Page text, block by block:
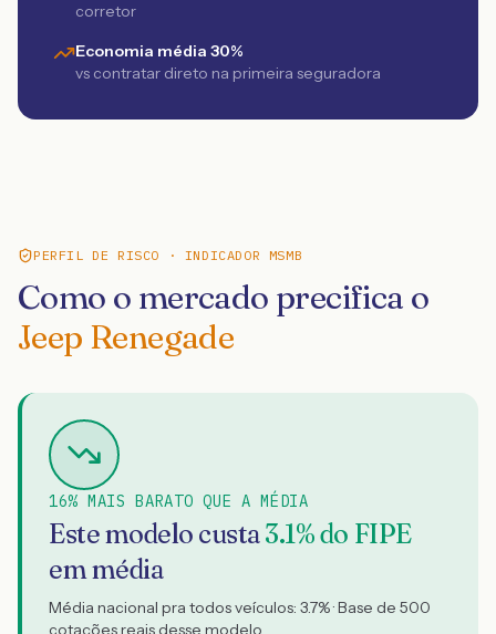
corretor
Economia média 30%
vs contratar direto na primeira seguradora
PERFIL DE RISCO · INDICADOR MSMB
Como o mercado precifica o
Jeep Renegade
16% MAIS BARATO QUE A MÉDIA
Este modelo custa3.1% do FIPE
em média
Média nacional pra todos veículos: 3.7% · Base de 500
cotações reais desse modelo.